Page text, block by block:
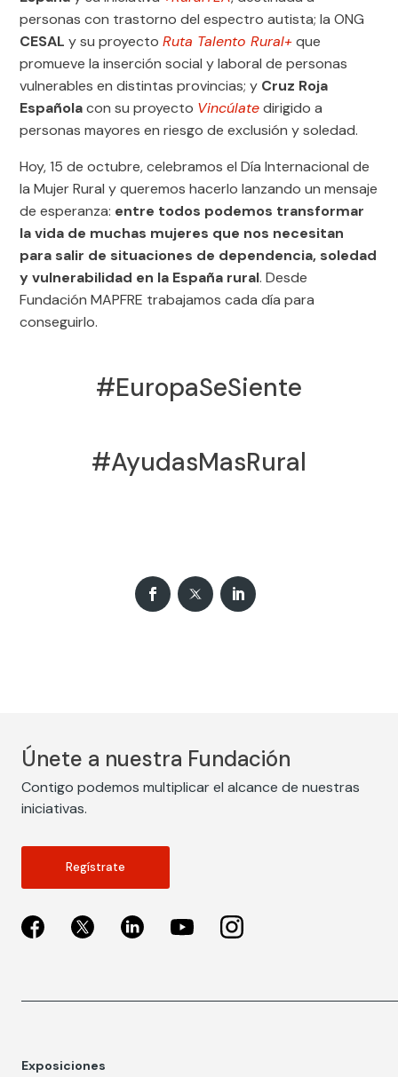
personas con trastorno del espectro autista; la ONG
CESAL y su proyectoRuta Talento Rural+que
promueve la inserción social y laboral de personas
vulnerables en distintas provincias; y Cruz Roja
Españolacon su proyecto Vincúlatedirigido a
personas mayores en riesgo de exclusión y soledad.
Hoy, 15 de octubre, celebramos el Día Internacional de
la Mujer Rural y queremos hacerlo lanzando un mensaje
de esperanza: entre todos podemos transformar
la vida de muchas mujeres que nos necesitan
para salir de situaciones de dependencia, soledad
y vulnerabilidad en la España rural. Desde
Fundación MAPFRE trabajamos cada día para
conseguirlo.
#EuropaSeSiente
#AyudasMasRural
Únete a nuestra Fundación
Contigo podemos multiplicar el alcance de nuestras
iniciativas.
Regístrate
Exposiciones